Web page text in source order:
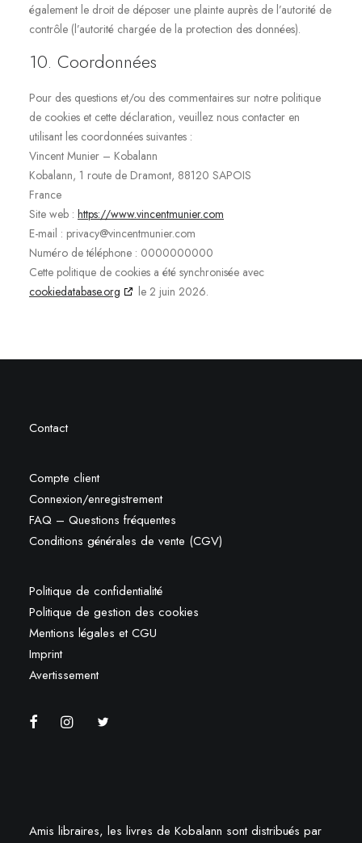
également le droit de déposer une plainte auprès de l’autorité de
contrôle (l’autorité chargée de la protection des données).
10. Coordonnées
Pour des questions et/ou des commentaires sur notre politique
de cookies et cette déclaration, veuillez nous contacter en
utilisant les coordonnées suivantes :
Vincent Munier – Kobalann
Kobalann, 1 route de Dramont, 88120 SAPOIS
France
Site web : https://www.vincentmunier.com
E-mail : privacy@vincentmunier.com
Numéro de téléphone : 0000000000
Cette politique de cookies a été synchronisée avec
cookiedatabase.org
le 2 juin 2026.
Contact
Compte client
Connexion/enregistrement
FAQ – Questions fréquentes
Conditions générales de vente (CGV)
Politique de confidentialité
Politique de gestion des cookies
Mentions légales et CGU
Imprint
Avertissement
Amis libraires, les livres de Kobalann sont distribués par